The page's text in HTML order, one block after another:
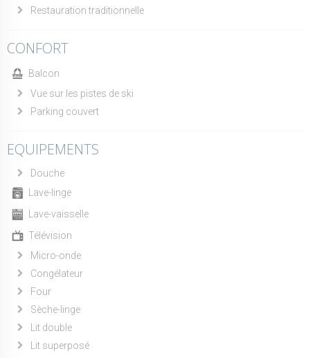
Restauration traditionnelle
CONFORT
Balcon
Vue sur les pistes de ski
Parking couvert
EQUIPEMENTS
Douche
Lave-linge
Lave-vaisselle
Télévision
Micro-onde
Congélateur
Four
Sèche-linge
Lit double
Lit superposé